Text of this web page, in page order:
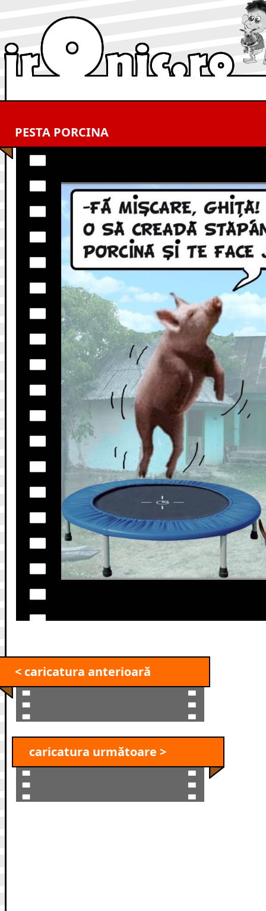
PESTA PORCINA
< caricatura anterioară
caricatura următoare >